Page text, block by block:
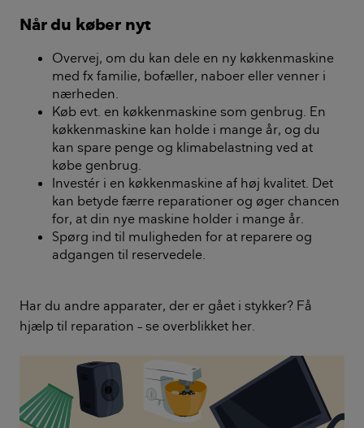
Når du køber nyt
Overvej, om du kan dele en ny køkkenmaskine
med fx familie, bofæller, naboer eller venner i
nærheden.
Køb evt. en køkkenmaskine som genbrug. En
køkkenmaskine kan holde i mange år, og du
kan spare penge og klimabelastning ved at
købe genbrug.
Investér i en køkkenmaskine af høj kvalitet. Det
kan betyde færre reparationer og øger chancen
for, at din nye maskine holder i mange år.
Spørg ind til muligheden for at reparere og
adgangen til reservedele.
Har du andre apparater, der er gået i stykker? Få
hjælp til reparation – se overblikket her.